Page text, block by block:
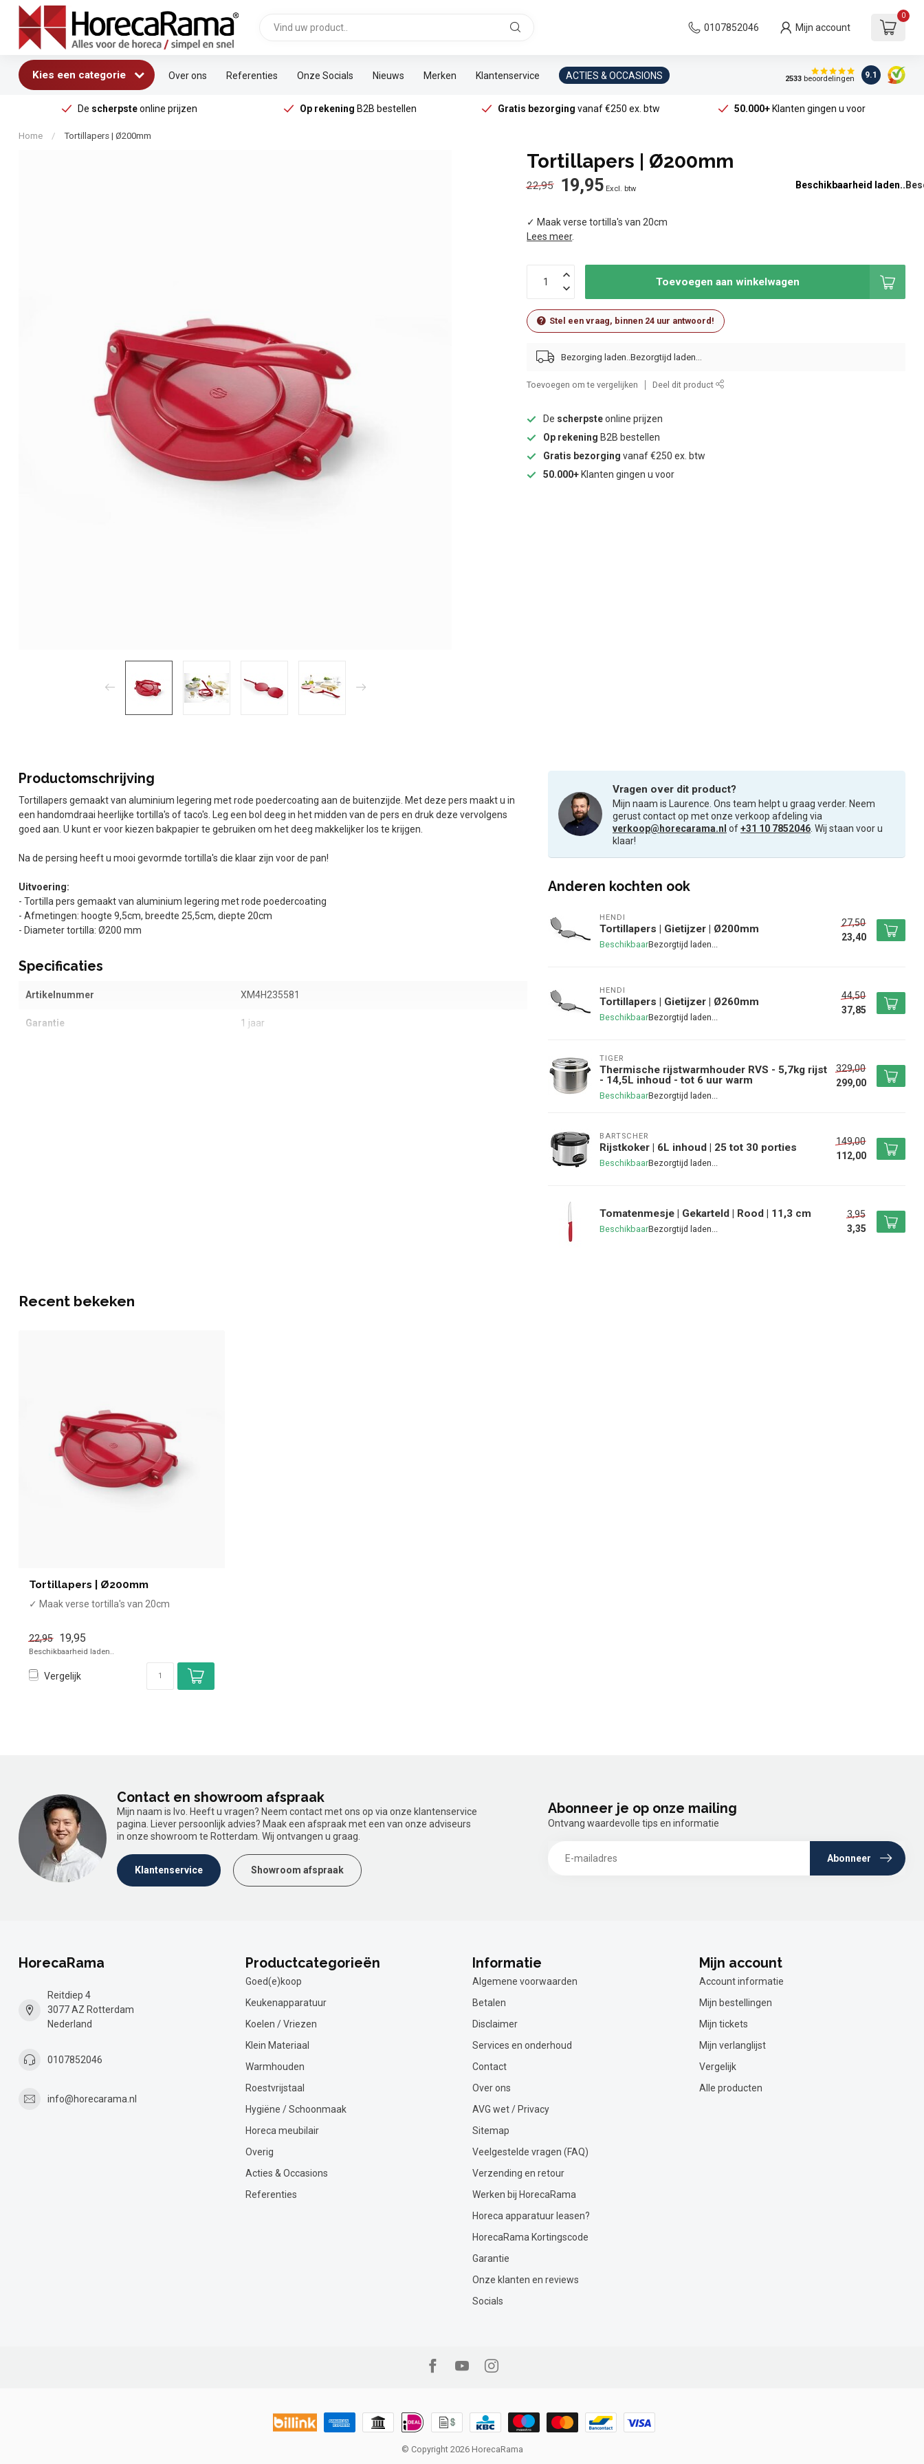
0107852046 Mijn account
0
Kies een categorie Over ons Referenties Onze Socials Nieuws Merken Klantenservice ACTIES & OCCASIONS 2533beoordelingen 9.1
De scherpsteonline prijzen Op rekening B2B bestellen Gratis bezorging vanaf €250 ex. btw 50.000+Klanten gingen u voor
Home / Tortillapers | Ø200mm
Tortillapers | Ø200mm
22,95 19,95 Excl. btw Beschikbaarheid laden..
✓ Maak verse tortilla's van 20cm
Lees meer.
Toevoegen aan winkelwagen
Stel een vraag, binnen 24 uur antwoord!
Bezorging laden..
Toevoegen om te vergelijken Deel dit product
De scherpsteonline prijzen
Op rekening B2B bestellen
Gratis bezorging vanaf €250 ex. btw
50.000+ Klanten gingen u voor
Productomschrijving
Tortillapers gemaakt van aluminium legering met rode poedercoating aan de buitenzijde. Met deze pers maakt u in
een handomdraai heerlijke tortilla's of taco's. Leg een bol deeg in het midden van de pers en druk deze vervolgens
goed aan. U kunt er voor kiezen bakpapier te gebruiken om het deeg makkelijker los te krijgen.
Na de persing heeft u mooi gevormde tortilla's die klaar zijn voor de pan!
Uitvoering:
- Tortilla pers gemaakt van aluminium legering met rode poedercoating
- Afmetingen: hoogte 9,5cm, breedte 25,5cm, diepte 20cm
- Diameter tortilla: Ø200 mm
Specificaties
Artikelnummer XM4H235581
Garantie 1 jaar
Vragen over dit product?
Mijn naam is Laurence. Ons team helpt u graag verder. Neem
gerust contact op met onze verkoop afdeling via
verkoop@horecarama.nl of+31 10 7852046 . Wij staan voor u
klaar!
Anderen kochten ook
HENDI
Tortillapers | Gietijzer | Ø200mm
Beschikbaar
27,50
23,40
HENDI
Tortillapers | Gietijzer | Ø260mm
Beschikbaar
44,50
37,85
TIGER
Thermische rijstwarmhouder RVS - 5,7kg rijst
- 14,5L inhoud - tot 6 uur warm
Beschikbaar
329,00
299,00
BARTSCHER
Rijstkoker | 6L inhoud | 25 tot 30 porties
Beschikbaar
149,00
112,00
Tomatenmesje | Gekarteld | Rood | 11,3 cm
Beschikbaar
3,95
3,35
Recent bekeken
Tortillapers | Ø200mm
✓ Maak verse tortilla's van 20cm
22,95 19,95
Beschikbaarheid laden..
Vergelijk
Contact en showroom afspraak
Mijn naam is Ivo. Heeft u vragen? Neem contact met ons op via onze klantenservice
pagina. Liever persoonlijk advies? Maak een afspraak met een van onze adviseurs
in onze showroom te Rotterdam. Wij ontvangen u graag.
Klantenservice Showroom afspraak
Abonneer je op onze mailing
Ontvang waardevolle tips en informatie
Abonneer
HorecaRama
Reitdiep 4
3077 AZ Rotterdam
Nederland
0107852046
info@horecarama.nl
Productcategorieën
Goed(e)koop
Keukenapparatuur
Koelen / Vriezen
Klein Materiaal
Warmhouden
Roestvrijstaal
Hygiëne / Schoonmaak
Horeca meubilair
Overig
Acties & Occasions
Referenties
Informatie
Algemene voorwaarden
Betalen
Disclaimer
Services en onderhoud
Contact
Over ons
AVG wet / Privacy
Sitemap
Veelgestelde vragen (FAQ)
Verzending en retour
Werken bij HorecaRama
Horeca apparatuur leasen?
HorecaRama Kortingscode
Garantie
Onze klanten en reviews
Socials
Mijn account
Account informatie
Mijn bestellingen
Mijn tickets
Mijn verlanglijst
Vergelijk
Alle producten
© Copyright 2026 HorecaRama